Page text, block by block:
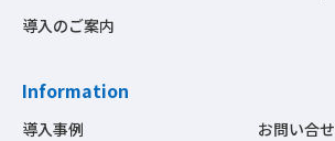
導入のご案内
Information
導入事例
お問い合せ